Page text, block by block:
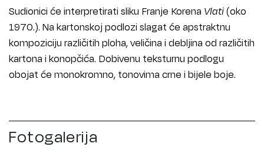
Sudionici će interpretirati sliku Franje Korena Vlati(oko
1970.). Na kartonskoj podlozi slagat će apstraktnu
kompoziciju različitih ploha, veličina i debljina od različitih
kartona i konopčića. Dobivenu teksturnu podlogu
obojat će monokromno, tonovima crne i bijele boje.
Fotogalerija